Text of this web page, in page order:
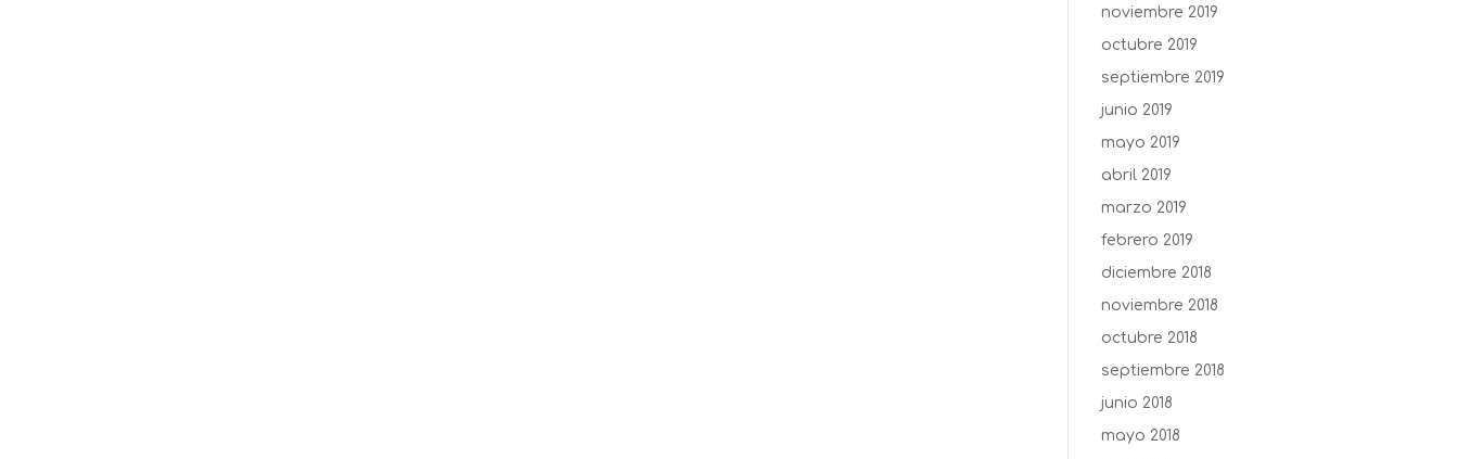
noviembre 2019
octubre 2019
septiembre 2019
junio 2019
mayo 2019
abril 2019
marzo 2019
febrero 2019
diciembre 2018
noviembre 2018
octubre 2018
septiembre 2018
junio 2018
mayo 2018